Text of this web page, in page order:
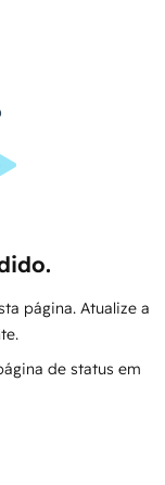
página. Atualize a
de status em